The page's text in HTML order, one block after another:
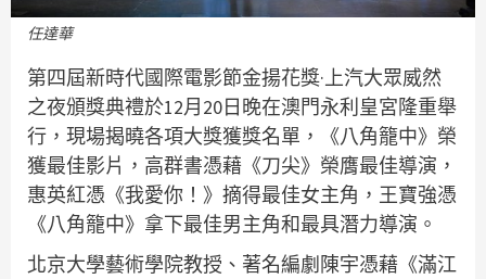
任達華
第四屆新時代國際電影節金揚花獎·上汽大眾威然
之夜頒獎典禮於12月20日晚在澳門永利皇宮隆重舉
行，現場揭曉各項大獎獲獎名單，《八角籠中》榮
獲最佳影片，高群書憑藉《刀尖》榮膺最佳導演，
惠英紅憑《我愛你！》摘得最佳女主角，王寶強憑
《八角籠中》拿下最佳男主角和最具潛力導演。
北京大學藝術學院教授、著名編劇陳宇憑藉《滿江